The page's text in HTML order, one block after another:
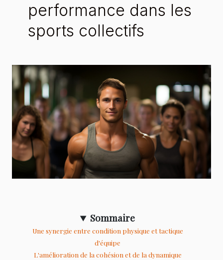
performance dans les
sports collectifs
Sommaire
Une synergie entre condition physique et tactique
d'équipe
L'amélioration de la cohésion et de la dynamique